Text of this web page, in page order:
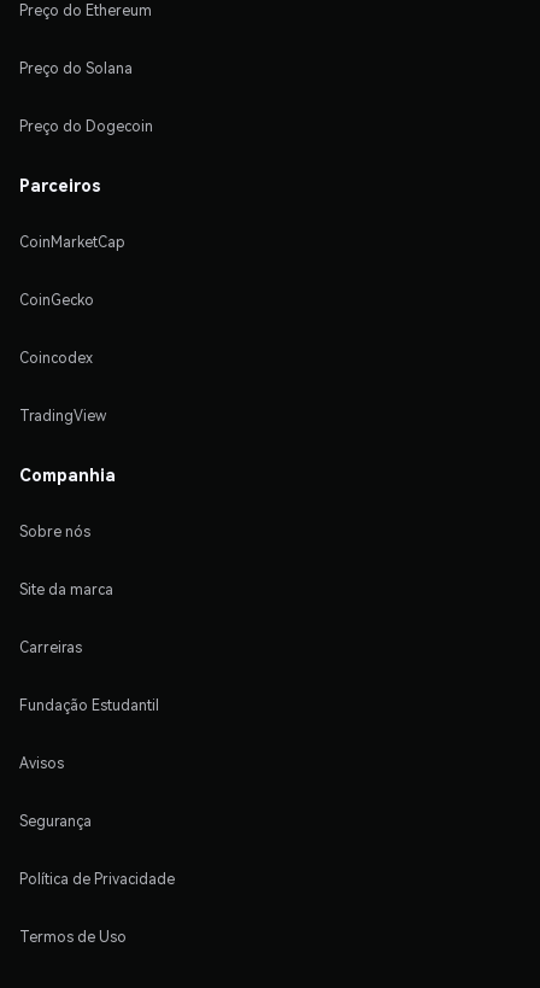
Preço do Ethereum
Preço do Solana
Preço do Dogecoin
Parceiros
CoinMarketCap
CoinGecko
Coincodex
TradingView
Companhia
Sobre nós
Site da marca
Carreiras
Fundação Estudantil
Avisos
Segurança
Política de Privacidade
Termos de Uso